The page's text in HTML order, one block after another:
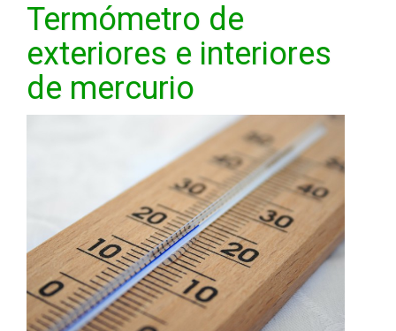
Termómetro de
exteriores e interiores
de mercurio